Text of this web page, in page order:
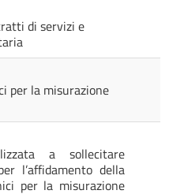
di servizi e
per la misurazione
a sollecitare
l’affidamento della
per la misurazione